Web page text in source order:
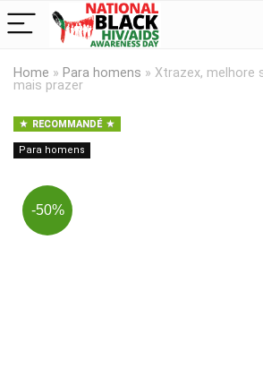
Home » Para homens » Xtrazex, melhore
mais prazer
RECOMMANDÉ
Para homens
-50%